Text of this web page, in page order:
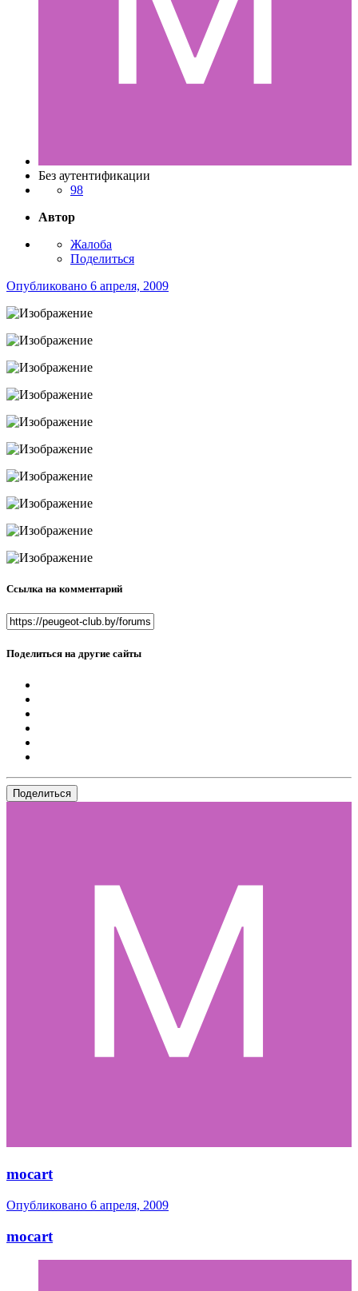
Без аутентификации
98
Автор
Жалоба
Поделиться
Опубликовано 6 апреля, 2009
Ссылка на комментарий
Поделиться на другие сайты
Поделиться
mocart
Опубликовано 6 апреля, 2009
mocart